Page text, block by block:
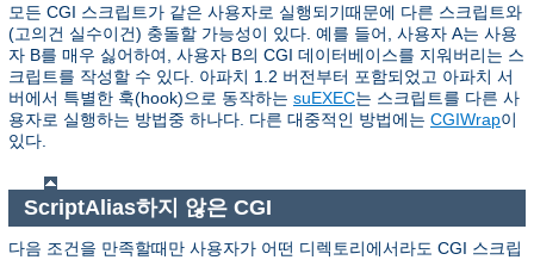
모든 CGI 스크립트가 같은 사용자로 실행되기때문에 다른 스크립트와
(고의건 실수이건) 충돌할 가능성이 있다. 예를 들어, 사용자 A는 사용
자 B를 매우 싫어하여, 사용자 B의 CGI 데이터베이스를 지워버리는 스
크립트를 작성할 수 있다. 아파치 1.2 버전부터 포함되었고 아파치 서
버에서 특별한 훅(hook)으로 동작하는 suEXEC는 스크립트를 다른 사
용자로 실행하는 방법중 하나다. 다른 대중적인 방법에는 CGIWrap이
있다.
ScriptAlias하지 않은 CGI
다음 조건을 만족할때만 사용자가 어떤 디렉토리에서라도 CGI 스크립